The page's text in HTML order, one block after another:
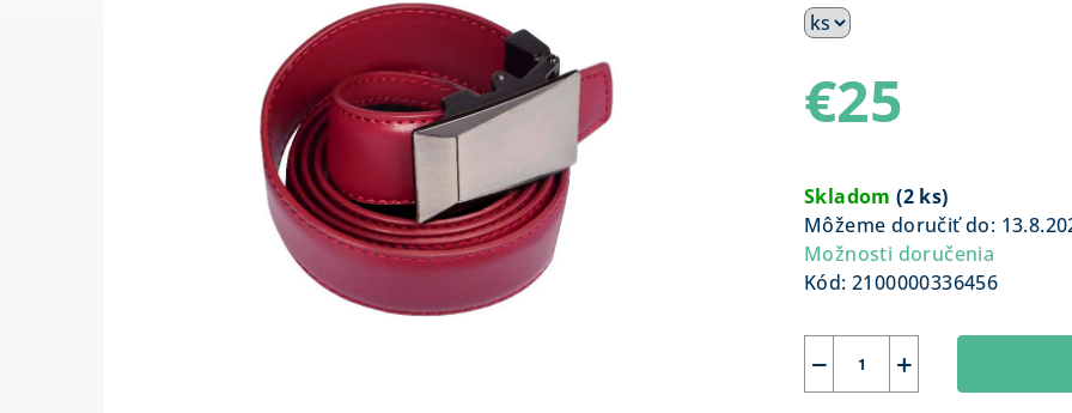
€25
cena:
Skladom(2 ks)
Môžeme doručiť do:
Možnosti doručenia
Kód: 2100000336456
+
−